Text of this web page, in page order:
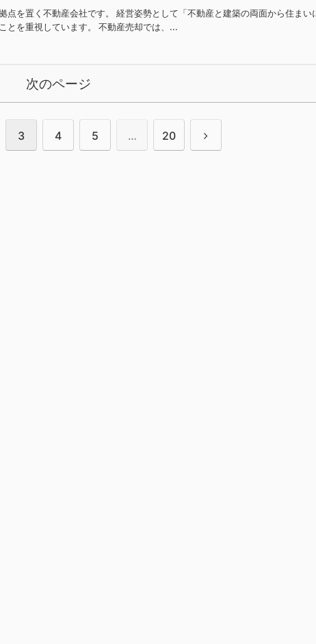
点を置く不動産会社です。 経営姿勢として「不動産と建築の両面から住まい
とを重視しています。 不動産売却では、...
次のページ
3 4 5 … 20